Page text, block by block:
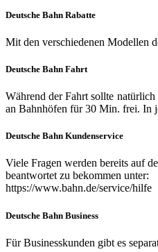
Deutsche Bahn Rabatte
Mit den verschiedenen Modellen
Deutsche Bahn Fahrt
Während der Fahrt sollte
an Bahnhöfen für 30 Min. frei. In
Deutsche Bahn Kundenservice
Viele Fragen werden bereits auf
beantwortet zu bekommen unter:
https://www.bahn.de/service/hilfe
Deutsche Bahn Business
Für Businesskunden gibt es